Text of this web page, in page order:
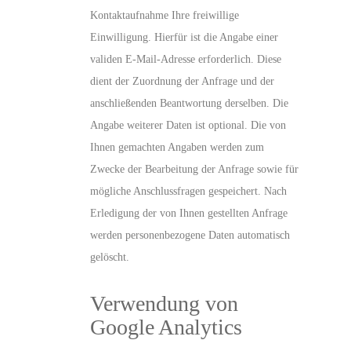
Kontaktaufnahme Ihre freiwillige
Einwilligung. Hierfür ist die Angabe einer
validen E-Mail-Adresse erforderlich. Diese
dient der Zuordnung der Anfrage und der
anschließenden Beantwortung derselben. Die
Angabe weiterer Daten ist optional. Die von
Ihnen gemachten Angaben werden zum
Zwecke der Bearbeitung der Anfrage sowie für
mögliche Anschlussfragen gespeichert. Nach
Erledigung der von Ihnen gestellten Anfrage
werden personenbezogene Daten automatisch
gelöscht.
Verwendung von
Google Analytics